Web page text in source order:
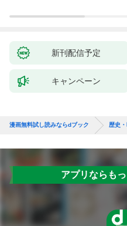
新刊配信予定
キャンペーン
漫画無料試し読みならdブック 歴史
アプリならも